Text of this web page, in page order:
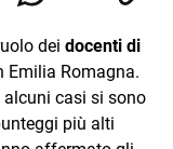
giornalistiche online
dei docenti di
Emilia Romagna.
alcuni casi si sono
più alti